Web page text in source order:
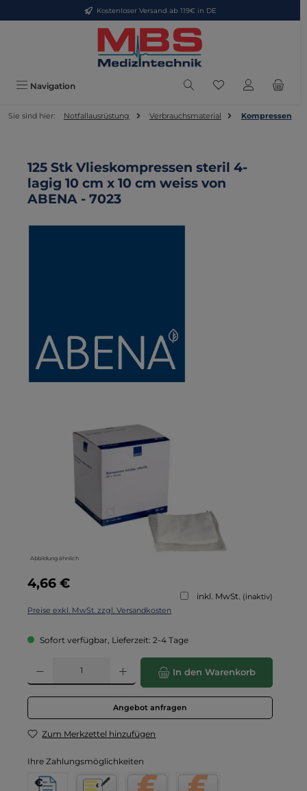
Zum Hauptinhalt springenKostenloser Versand ab 119€ in DE
Navigation Du hast 0
Sie sind hier: Notfallausrüstung Verbrauchsmaterial Kompressen
125 Stk Vlieskompressen steril 4-
lagig 10 cm x 10 cm weiss von
ABENA - 7023
Abbildung ähnlich
Regulärer Preis:
4,66 €
inkl. MwSt. (inaktiv)
Preise exkl. MwSt. zzgl. Versandkosten
Sofort verfügbar, Lieferzeit: 2-4 Tage
Produkt Anzahl: Gib den gewünschten Wert ein oder benutze die
In den Warenkorb
Angebot anfragen
Zum Merkzettel hinzufügen
Ihre Zahlungsmöglichkeiten